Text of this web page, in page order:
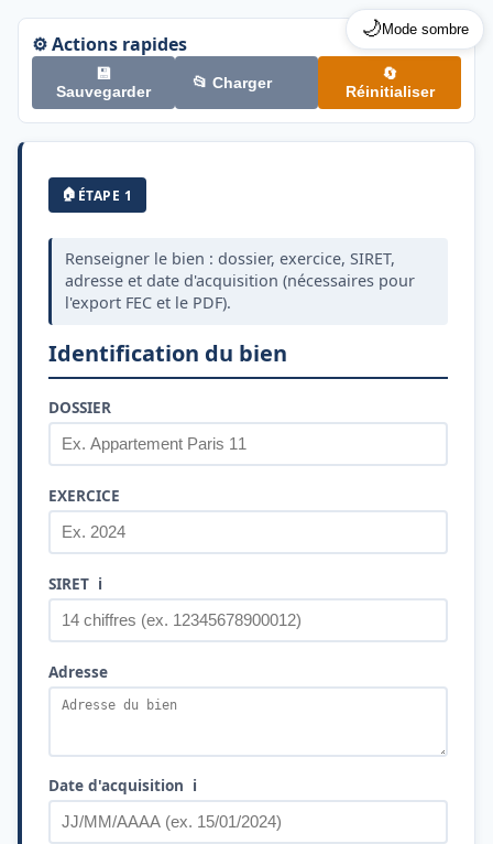
🌙 Mode sombre
⚙️ Actions rapides
💾
Sauvegarder
📂 Charger
🔄
Réinitialiser
🏠 ÉTAPE 1
Renseigner le bien : dossier, exercice, SIRET,
adresse et date d'acquisition (nécessaires pour
l'export FEC et le PDF).
Identification du bien
DOSSIER
EXERCICE
SIRET ℹ️
Adresse
Date d'acquisition ℹ️